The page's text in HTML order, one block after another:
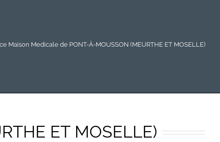
Maison Medicale de PONT-À-MOUSSON (MEURTHE ET MOSELLE)
ET MOSELLE)